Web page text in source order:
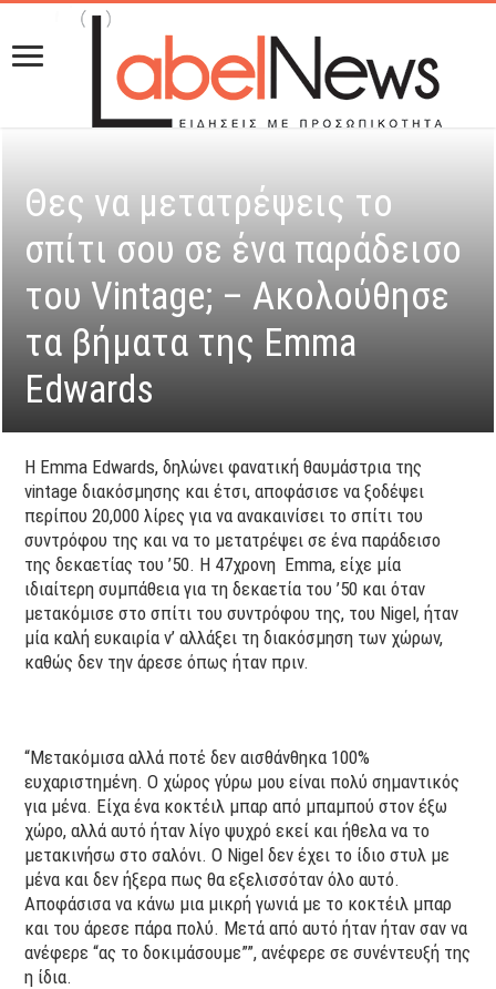
Θες να μετατρέψεις το
σπίτι σου σε ένα παράδεισο
του Vintage; – Ακολούθησε
τα βήματα της Emma
Edwards
Η Emma Edwards, δηλώνει φανατική θαυμάστρια της
vintage διακόσμησης και έτσι, αποφάσισε να ξοδέψει
περίπου 20,000 λίρες για να ανακαινίσει το σπίτι του
συντρόφου της και να το μετατρέψει σε ένα παράδεισο
της δεκαετίας του ’50. Η 47χρονη Emma, είχε μία
ιδιαίτερη συμπάθεια για τη δεκαετία του ’50 και όταν
μετακόμισε στο σπίτι του συντρόφου της, του Nigel, ήταν
μία καλή ευκαιρία ν’ αλλάξει τη διακόσμηση των χώρων,
καθώς δεν την άρεσε όπως ήταν πριν.
“Μετακόμισα αλλά ποτέ δεν αισθάνθηκα 100%
ευχαριστημένη. Ο χώρος γύρω μου είναι πολύ σημαντικός
για μένα. Είχα ένα κοκτέιλ μπαρ από μπαμπού στον έξω
χώρο, αλλά αυτό ήταν λίγο ψυχρό εκεί και ήθελα να το
μετακινήσω στο σαλόνι. Ο Nigel δεν έχει το ίδιο στυλ με
μένα και δεν ήξερα πως θα εξελισσόταν όλο αυτό.
Αποφάσισα να κάνω μια μικρή γωνιά με το κοκτέιλ μπαρ
και του άρεσε πάρα πολύ. Μετά από αυτό ήταν ήταν σαν να
ανέφερε “ας το δοκιμάσουμε””, ανέφερε σε συνέντευξή της
η ίδια.